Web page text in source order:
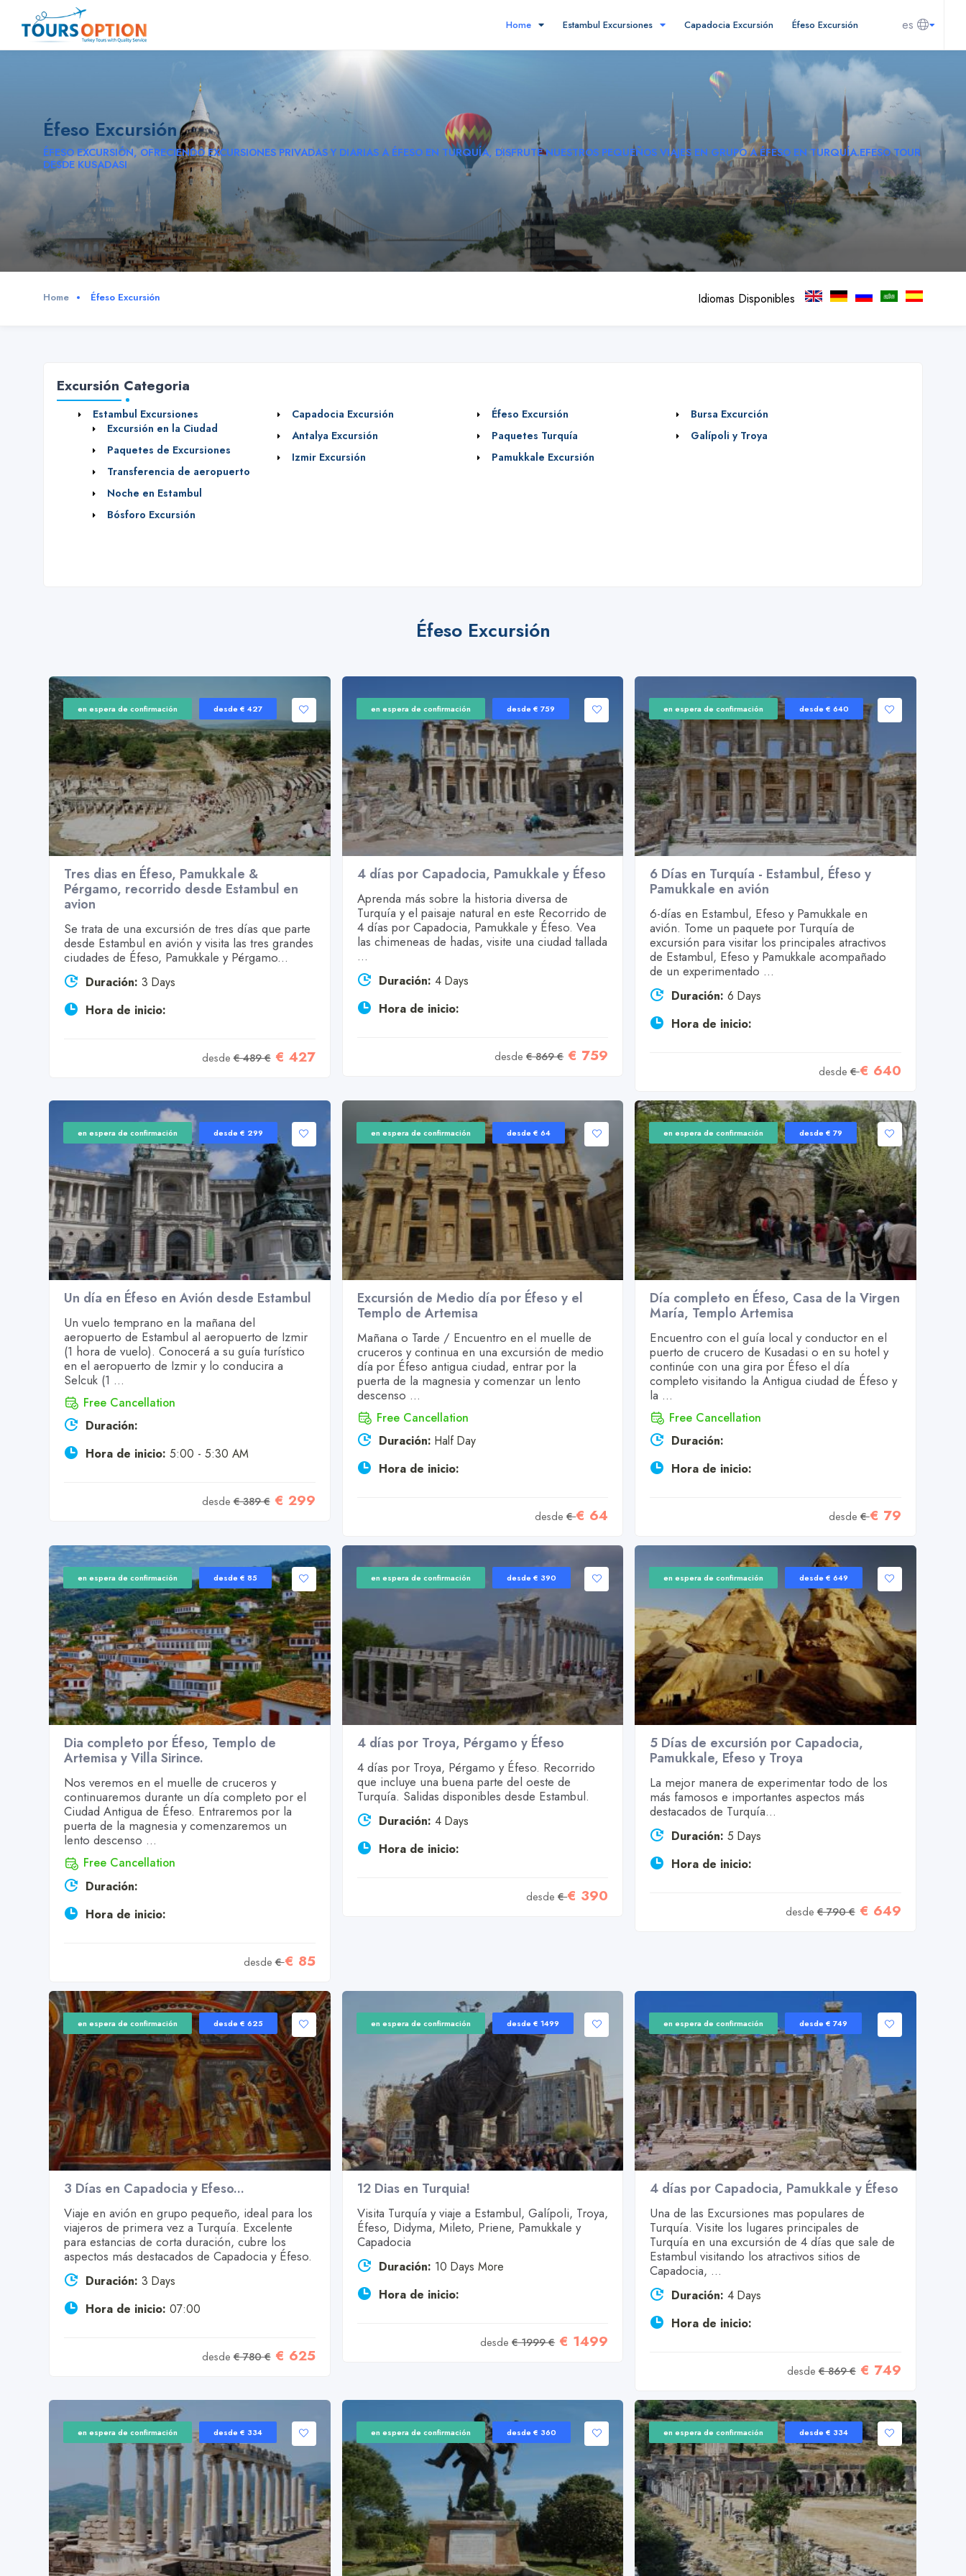
es
Home Estambul Excursiones Capadocia Excursión Éfeso Excursión
Éfeso Excursión
ÉFESO EXCURSIÓN, OFRECIENDO EXCURSIONES PRIVADAS Y DIARIAS A ÉFESO EN TURQUÍA, DISFRUTE NUESTROS PEQUEÑOS VIAJES EN GRUPO A ÉFESO EN TURQUÍA.EFESO TOUR
DESDE KUSADASI
Home Éfeso Excursión Idiomas Disponibles
Excursión Categoria
Estambul Excursiones
Excursión en la Ciudad
Paquetes de Excursiones
Transferencia de aeropuerto
Noche en Estambul
Bósforo Excursión
Capadocia Excursión Éfeso Excursión
Bursa Excurción
Antalya Excursión
Paquetes Turquía
Galípoli y Troya
Izmir Excursión
Pamukkale Excursión
Éfeso Excursión
en espera de confirmación desde € 427
Tres dias en Éfeso, Pamukkale &
Pérgamo, recorrido desde Estambul en
avion
Se trata de una excursión de tres días que parte
desde Estambul en avión y visita las tres grandes
ciudades de Éfeso, Pamukkale y Pérgamo...
Duración: 3 Days
Hora de inicio:
desde€ 489 €€ 427
en espera de confirmación desde € 759
4 días por Capadocia, Pamukkale y Éfeso
Aprenda más sobre la historia diversa de
Turquía y el paisaje natural en este Recorrido de
4 días por Capadocia, Pamukkale y Éfeso. Vea
las chimeneas de hadas, visite una ciudad tallada
...
Duración: 4 Days
Hora de inicio:
desde€ 869 €€ 759
en espera de confirmación desde € 640
6 Días en Turquía - Estambul, Éfeso y
Pamukkale en avión
6-días en Estambul, Efeso y Pamukkale en
avión. Tome un paquete por Turquía de
excursión para visitar los principales atractivos
de Estambul, Efeso y Pamukkale acompañado
de un experimentado ...
Duración: 6 Days
Hora de inicio:
desde€€ 640
en espera de confirmación desde € 299
Un día en Éfeso en Avión desde Estambul
Un vuelo temprano en la mañana del
aeropuerto de Estambul al aeropuerto de Izmir
(1 hora de vuelo). Conocerá a su guía turístico
en el aeropuerto de Izmir y lo conducira a
Selcuk (1 ...
Free Cancellation
Duración:
Hora de inicio: 5:00 - 5:30 AM
desde€ 389 €€ 299
en espera de confirmación desde € 64
Excursión de Medio día por Éfeso y el
Templo de Artemisa
Mañana o Tarde / Encuentro en el muelle de
cruceros y continua en una excursión de medio
día por Éfeso antigua ciudad, entrar por la
puerta de la magnesia y comenzar un lento
descenso ...
Free Cancellation
Duración: Half Day
Hora de inicio:
desde€€ 64
en espera de confirmación desde € 79
Día completo en Éfeso, Casa de la Virgen
María, Templo Artemisa
Encuentro con el guía local y conductor en el
puerto de crucero de Kusadasi o en su hotel y
continúe con una gira por Éfeso el día
completo visitando la Antigua ciudad de Éfeso y
la ...
Free Cancellation
Duración:
Hora de inicio:
desde€€ 79
en espera de confirmación desde € 85
Dia completo por Éfeso, Templo de
Artemisa y Villa Sirince.
Nos veremos en el muelle de cruceros y
continuaremos durante un día completo por el
Ciudad Antigua de Éfeso. Entraremos por la
puerta de la magnesia y comenzaremos un
lento descenso ...
Free Cancellation
Duración:
Hora de inicio:
desde€€ 85
en espera de confirmación desde € 390
4 días por Troya, Pérgamo y Éfeso
4 días por Troya, Pérgamo y Éfeso. Recorrido
que incluye una buena parte del oeste de
Turquía. Salidas disponibles desde Estambul.
Duración: 4 Days
Hora de inicio:
desde€€ 390
en espera de confirmación desde € 649
5 Días de excursión por Capadocia,
Pamukkale, Efeso y Troya
La mejor manera de experimentar todo de los
más famosos e importantes aspectos más
destacados de Turquía...
Duración: 5 Days
Hora de inicio:
desde€ 790 €€ 649
en espera de confirmación desde € 625
3 Días en Capadocia y Efeso...
Viaje en avión en grupo pequeño, ideal para los
viajeros de primera vez a Turquía. Excelente
para estancias de corta duración, cubre los
aspectos más destacados de Capadocia y Éfeso.
Duración: 3 Days
Hora de inicio: 07:00
desde€ 780 €€ 625
en espera de confirmación desde € 1499
12 Dias en Turquia!
Visita Turquía y viaje a Estambul, Galípoli, Troya,
Éfeso, Didyma, Mileto, Priene, Pamukkale y
Capadocia
Duración: 10 Days More
Hora de inicio:
desde€ 1999 €€ 1499
en espera de confirmación desde € 749
4 días por Capadocia, Pamukkale y Éfeso
Una de las Excursiones mas populares de
Turquía. Visite los lugares principales de
Turquía en una excursión de 4 días que sale de
Estambul visitando los atractivos sitios de
Capadocia, ...
Duración: 4 Days
Hora de inicio:
desde€ 869 €€ 749
en espera de confirmación desde € 334 en espera de confirmación desde € 360 en espera de confirmación desde € 334